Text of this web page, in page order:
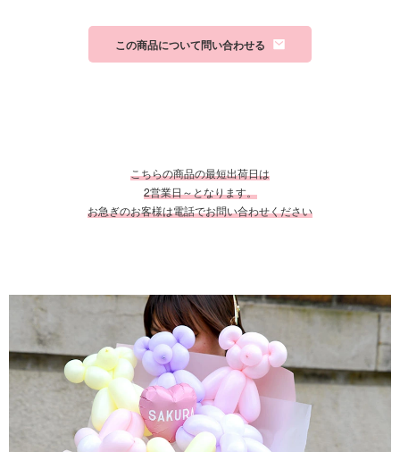
この商品について問い合わせる
こちらの商品の最短出荷日は
2営業日～となります。
お急ぎのお客様は電話でお問い合わせください